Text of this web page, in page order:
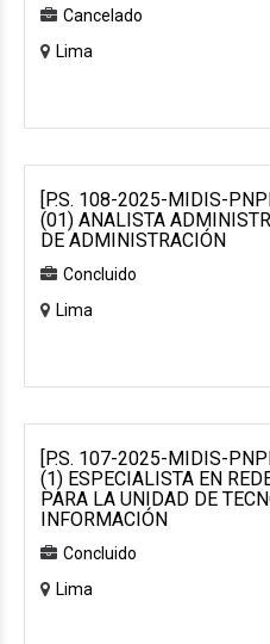
Cancelado
Lima
[P.S. 108-2025-MIDIS-
(01) ANALISTA
DE ADMINISTRACIÓN
Concluido
Lima
[P.S. 107-2025-MIDIS-
(1) ESPECIALISTA EN
PARA LA UNIDAD DE
INFORMACIÓN
Concluido
Lima